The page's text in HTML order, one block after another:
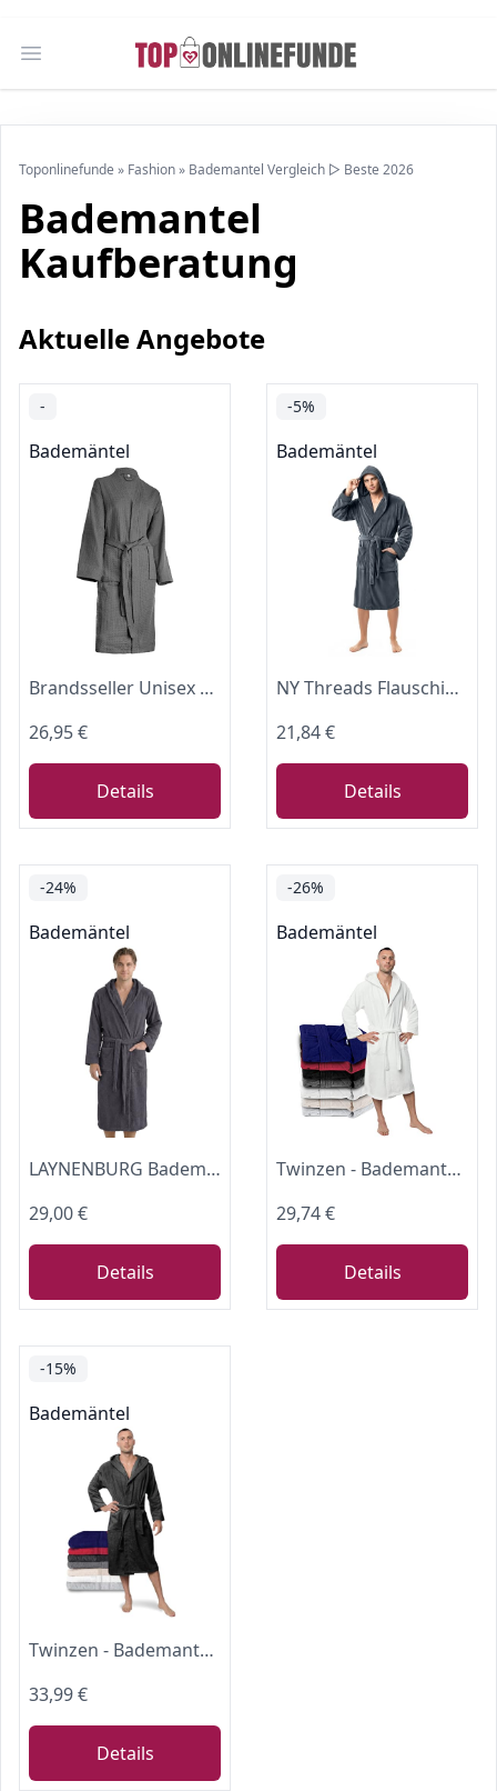
Open main menu
Toponlinefunde » Fashion» Bademantel Vergleich ▷ Beste 2026
Bademantel
Kaufberatung
Aktuelle Angebote
-
Bademäntel
Brandsseller Unisex Bademantel aus Baumwolle XXL – Leichter Morgenmantel aus Waffel-Piqué für Damen & Herren – Saunamantel/Hausmantel für Wellness & Zuhause - Anthrazit
26,95 €
Details
-5%
Bademäntel
NY Threads Flauschig Fleece Bademantel Herren Schalkragen Kuschelig Sauna Morgenmantel (Grau, L)
21,84 €
Details
-24%
Bademäntel
LAYNENBURG Bademantel Herren Frottee aus 100% Baumwolle - OEKO TEX Standard - weicher Morgenmantel waden-lang mit Kapuze, Bindegürtel und aufgesetzten Taschen - für Sauna & Zuhause (XL anthrazit)
29,00 €
Details
-26%
Bademäntel
Twinzen - Bademantel Herren Frottee mit Kapuze - 100% Baumwolle - XL
29,74 €
Details
-15%
Bademäntel
Twinzen - Bademantel Herren Frottee mit Kapuze - 100% Baumwolle - XXXL
33,99 €
Details